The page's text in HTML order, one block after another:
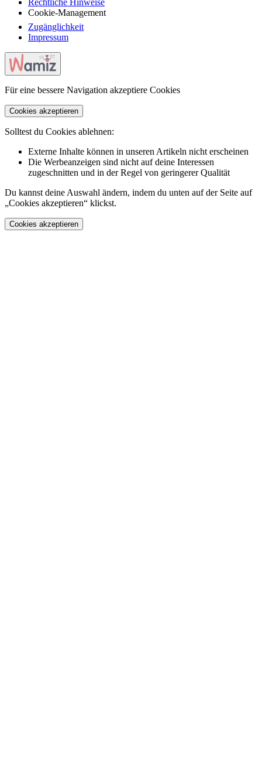
Rechtliche Hinweise
Cookie-Management
Zugänglichkeit
Impressum
Für eine bessere Navigation akzeptiere Cookies
Cookies akzeptieren
Solltest du Cookies ablehnen:
Externe Inhalte können in unseren Artikeln nicht erscheinen
Die Werbeanzeigen sind nicht auf deine Interessen
zugeschnitten und in der Regel von geringerer Qualität
Du kannst deine Auswahl ändern, indem du unten auf der Seite auf
„Cookies akzeptieren“ klickst.
Cookies akzeptieren